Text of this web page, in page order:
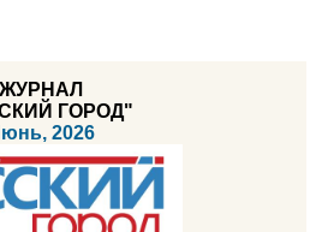
ЖУРНАЛ
ГОРОД"
2026